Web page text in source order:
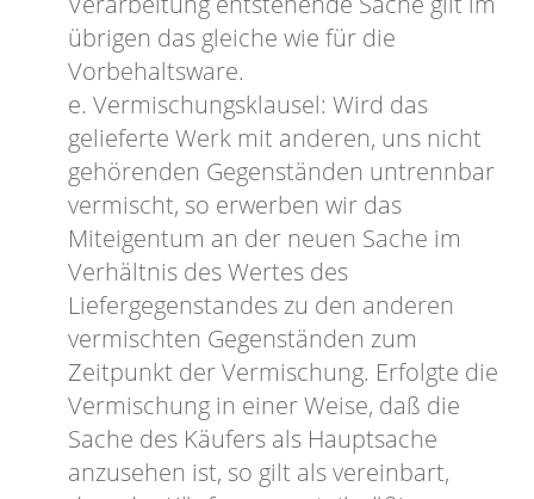
übrigen das gleiche wie für die
Vorbehaltsware.
e. Vermischungsklausel: Wird das
gelieferte Werk mit anderen, uns nicht
gehörenden Gegenständen untrennbar
vermischt, so erwerben wir das
Miteigentum an der neuen Sache im
Verhältnis des Wertes des
Liefergegenstandes zu den anderen
vermischten Gegenständen zum
Zeitpunkt der Vermischung. Erfolgte die
Vermischung in einer Weise, daß die
Sache des Käufers als Hauptsache
anzusehen ist, so gilt als vereinbart,